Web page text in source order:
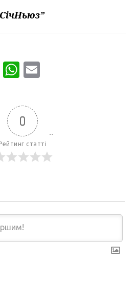
Telegram
WhatsApp
0
Рейтинг статті